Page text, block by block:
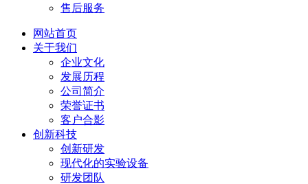
售后服务
网站首页
关于我们
企业文化
发展历程
公司简介
荣誉证书
客户合影
创新科技
创新研发
现代化的实验设备
研发团队